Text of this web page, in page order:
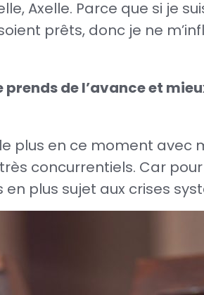
Axelle. Parce que si je
prêts, donc je ne
de l’avance et
plus en ce moment avec
concurrentiels. Car
plus sujet aux crises